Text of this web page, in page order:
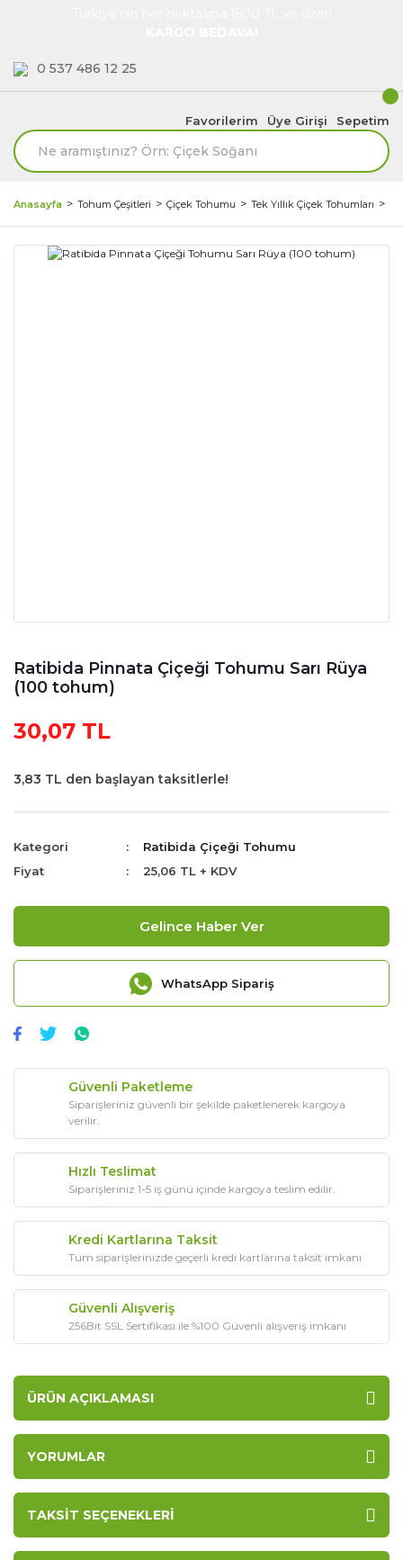
0 537 486 12 25
Favorilerim Üye Girişi Sepetim
Anasayfa Tohum Çeşitleri Çiçek Tohumu Tek Yıllık Çiçek Tohumları
Ratibida Pinnata Çiçeği Tohumu Sarı Rüya
(100 tohum)
30,07 TL
3,83 TL den başlayan taksitlerle!
Kategori
Ratibida Çiçeği Tohumu
Fiyat
25,06 TL + KDV
Gelince Haber Ver
WhatsApp Sipariş
Güvenli Paketleme
Siparişleriniz güvenli bir şekilde paketlenerek kargoya
verilir.
Hızlı Teslimat
Siparişleriniz 1-5 iş günü içinde kargoya teslim edilir.
Kredi Kartlarına Taksit
Tüm siparişlerinizde geçerli kredi kartlarına taksit imkanı
Güvenli Alışveriş
256Bit SSL Sertifikası ile %100 Güvenli alışveriş imkanı
ÜRÜN AÇIKLAMASI
YORUMLAR
TAKSIT SEÇENEKLERI